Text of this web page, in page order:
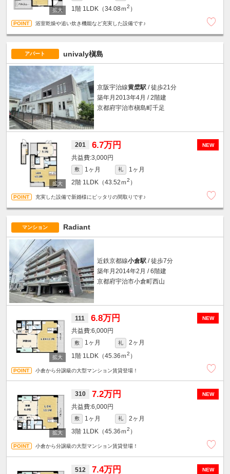
1階 1LDK（34.08ｍ2 ）
浴室乾燥や追い炊き機能など充実した設備です♪
アパート univaly槇島
京阪宇治線黄檗駅/ 徒歩21分
築年月2013年4月 / 2階建
京都府宇治市槇島町千足
NEW
201 6.7万円
3,000円
敷 1ヶ月 礼
1ヶ月
2階 1LDK（43.52ｍ2 ）
充実した設備で新婚様にピッタリの間取りです♪
マンション Radiant
近鉄京都線小倉駅/ 徒歩7分
築年月2014年2月 / 6階建
京都府宇治市小倉町西山
NEW
111 6.8万円
6,000円
敷 1ヶ月 礼
2ヶ月
1階 1LDK（45.36ｍ2 ）
小倉から分譲級の大型マンション賃貸登場！
NEW
310 7.2万円
6,000円
敷 1ヶ月 礼
2ヶ月
3階 1LDK（45.36ｍ2 ）
小倉から分譲級の大型マンション賃貸登場！
NEW
512 7.4万円